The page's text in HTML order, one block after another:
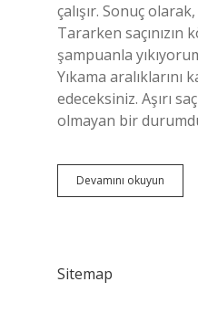
çalışır. Sonuç
Tararken saçınızın
şampuanla
Yıkama aralıklarını
edeceksiniz. Aşırı
olmayan bir
Devamını okuyun
Neden
Sitemap